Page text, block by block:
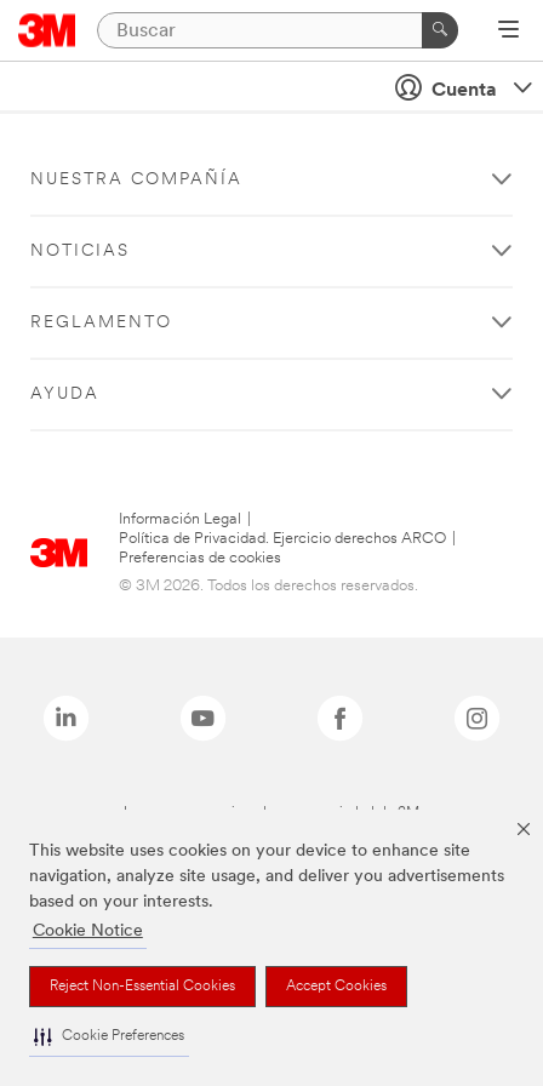
This website uses cookies on your device to enhance site
navigation, analyze site usage, and deliver you advertisements
based on your interests.
Cookie Notice
Reject Non-Essential Cookies Accept Cookies
Cookie Preferences
Cuenta
NUESTRA COMPAÑÍA
NOTICIAS
REGLAMENTO
AYUDA
Información Legal
Política de Privacidad. Ejercicio derechos ARCO
Preferencias de cookies
© 3M 2026. Todos los derechos reservados.
Las marcas mencionadas son propiedad de 3M